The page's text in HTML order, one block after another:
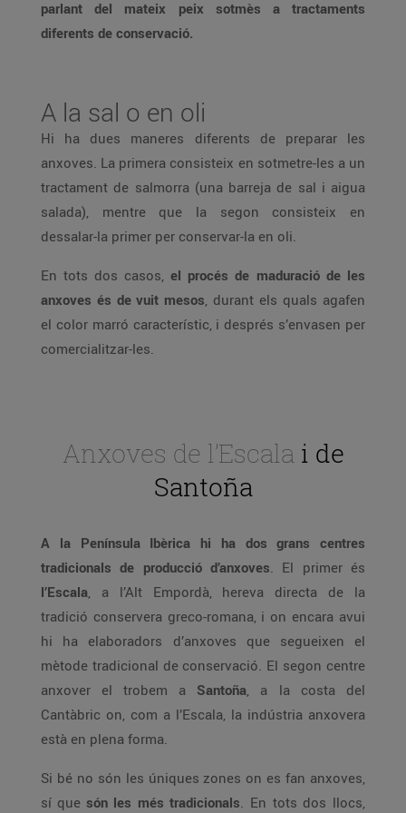
parlant del mateix peix sotmès a tractaments
diferents de conservació.
A la sal o en oli
Hi ha dues maneres diferents de preparar les
anxoves. La primera consisteix en sotmetre-les a un
tractament de salmorra (una barreja de sal i aigua
salada), mentre que la segon consisteix en
dessalar-la primer per conservar-la en oli.
En tots dos casos, el procés de maduració de les
anxoves és de vuit mesos, durant els quals agafen
el color marró característic, i després s’envasen per
comercialitzar-les.
Anxoves de l’Escalai de
Santoña
A la Península Ibèrica hi ha dos grans centres
tradicionals de producció d’anxoves. El primer és
l’Escala, a l’Alt Empordà, hereva directa de la
tradició conservera greco-romana, i on encara avui
hi ha elaboradors d’anxoves que segueixen el
mètode tradicional de conservació. El segon centre
anxover el trobem a Santoña, a la costa del
Cantàbric on, com a l’Escala, la indústria anxovera
està en plena forma.
Si bé no són les úniques zones on es fan anxoves,
sí que són les més tradicionals. En tots dos llocs,